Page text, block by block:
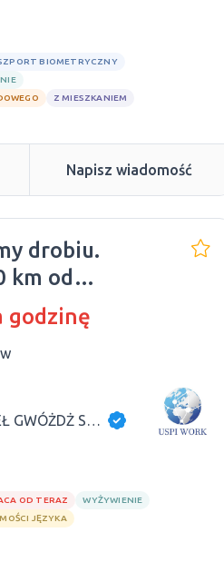
BIOMETRYCZNY
Z MIESZKANIEM
Napisz wiadomość
drobiu.
km od
godzinę
USPI WORK PAWEŁ GWÓŻDŻ SP.K
OD TERAZ
WYŻYWIENIE
JĘZYKA